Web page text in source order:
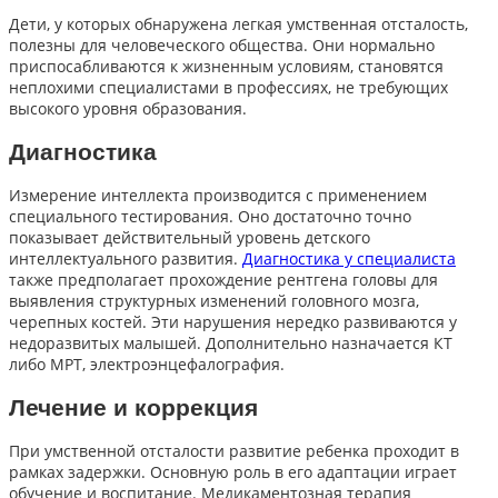
Дети, у которых обнаружена легкая умственная отсталость,
полезны для человеческого общества. Они нормально
приспосабливаются к жизненным условиям, становятся
неплохими специалистами в профессиях, не требующих
высокого уровня образования.
Диагностика
Измерение интеллекта производится с применением
специального тестирования. Оно достаточно точно
показывает действительный уровень детского
интеллектуального развития. Диагностика у специалиста
также предполагает прохождение рентгена головы для
выявления структурных изменений головного мозга,
черепных костей. Эти нарушения нередко развиваются у
недоразвитых малышей. Дополнительно назначается КТ
либо МРТ, электроэнцефалография.
Лечение и коррекция
При умственной отсталости развитие ребенка проходит в
рамках задержки. Основную роль в его адаптации играет
обучение и воспитание. Медикаментозная терапия